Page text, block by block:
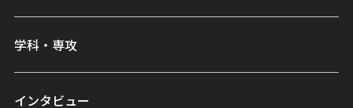
学科・専攻
インタビュー